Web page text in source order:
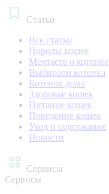
Статьи
Все статьи
Породы кошек
Мечтаете о котенке
Выбираем котенка
Котенок дома
Здоровье кошек
Питание кошек
Поведение кошек
Уход и содержание
Новости
Сервисы
Сервисы